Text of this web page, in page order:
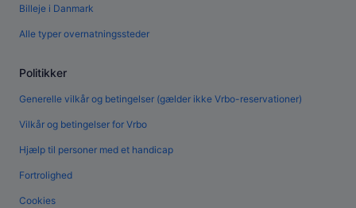
Billeje i Danmark
Alle typer overnatningssteder
Politikker
Generelle vilkår og betingelser (gælder ikke Vrbo-reservationer)
Vilkår og betingelser for Vrbo
Hjælp til personer med et handicap
Fortrolighed
Cookies